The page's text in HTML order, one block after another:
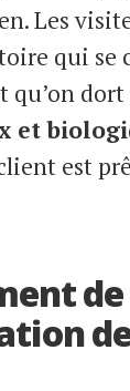
Les
qui se
qu’on
et
est